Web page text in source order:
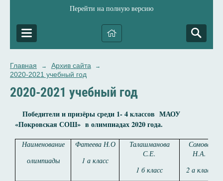
Перейти на полную версию
Главная → Архив сайта →
2020-2021 учебный год
2020-2021 учебный год
Победители и призёры среди 1- 4 классов МАОУ
«Покровская СОШ» в олимпиадах 2020 года.
Наименование
олимпиады
Фатеева Н.О
1 а класс
Талашманова
С.Е.
1 б класс
Сомова
Н.А.
2 а класс